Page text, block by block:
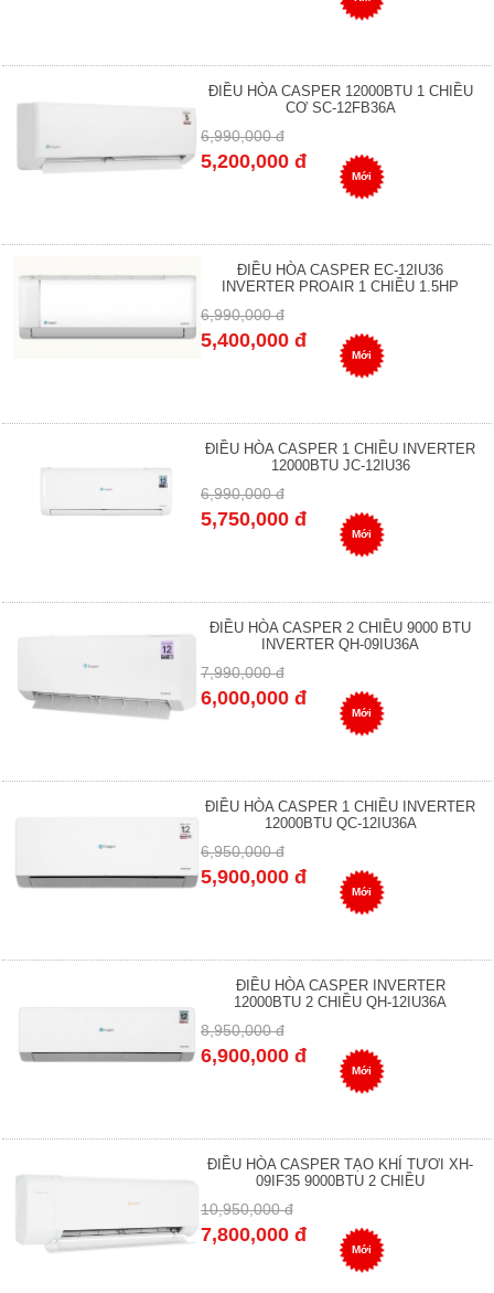
ĐIỀU HÒA CASPER 12000BTU 1 CHIỀU
CƠ SC-12FB36A
6,990,000 đ
5,200,000 đ
Mới
ĐIỀU HÒA CASPER EC-12IU36
INVERTER PROAIR 1 CHIỀU 1.5HP
6,990,000 đ
5,400,000 đ
Mới
ĐIỀU HÒA CASPER 1 CHIỀU INVERTER
12000BTU JC-12IU36
6,990,000 đ
5,750,000 đ
Mới
ĐIỀU HÒA CASPER 2 CHIỀU 9000 BTU
INVERTER QH-09IU36A
7,990,000 đ
6,000,000 đ
Mới
ĐIỀU HÒA CASPER 1 CHIỀU INVERTER
12000BTU QC-12IU36A
6,950,000 đ
5,900,000 đ
Mới
ĐIỀU HÒA CASPER INVERTER
12000BTU 2 CHIỀU QH-12IU36A
8,950,000 đ
6,900,000 đ
Mới
ĐIỀU HÒA CASPER TẠO KHÍ TƯƠI XH-
09IF35 9000BTU 2 CHIỀU
10,950,000 đ
7,800,000 đ
Mới